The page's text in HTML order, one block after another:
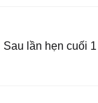
Sau lần hẹn cuối 1